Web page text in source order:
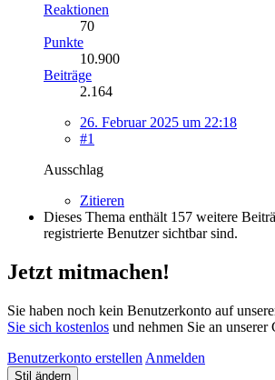
Reaktionen
70
Punkte
10.900
Beiträge
2.164
26. Februar 2025 um 22:18
#1
Ausschlag
Zitieren
Dieses Thema enthält 157 weitere
registrierte Benutzer sichtbar sind.
Jetzt mitmachen!
Sie haben noch kein Benutzerkonto auf
Sie sich kostenlos und nehmen Sie an
Benutzerkonto erstellen Anmelden
Stil ändern